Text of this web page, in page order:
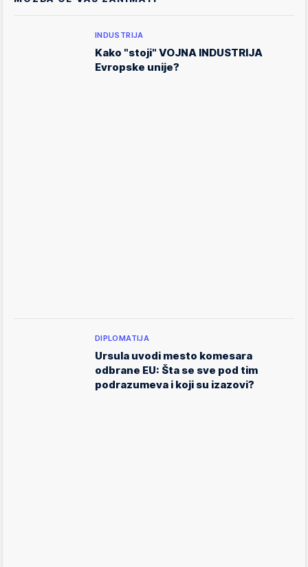
INDUSTRIJA
Kako "stoji" VOJNA INDUSTRIJA
Evropske unije?
DIPLOMATIJA
Ursula uvodi mesto komesara
odbrane EU: Šta se sve pod tim
podrazumeva i koji su izazovi?